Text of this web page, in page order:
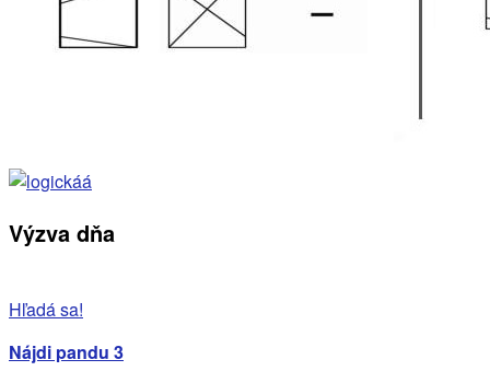
Výzva dňa
Hľadá sa!
Nájdi pandu 3